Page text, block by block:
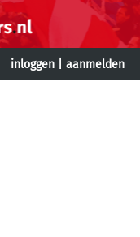
inloggen aanmelden